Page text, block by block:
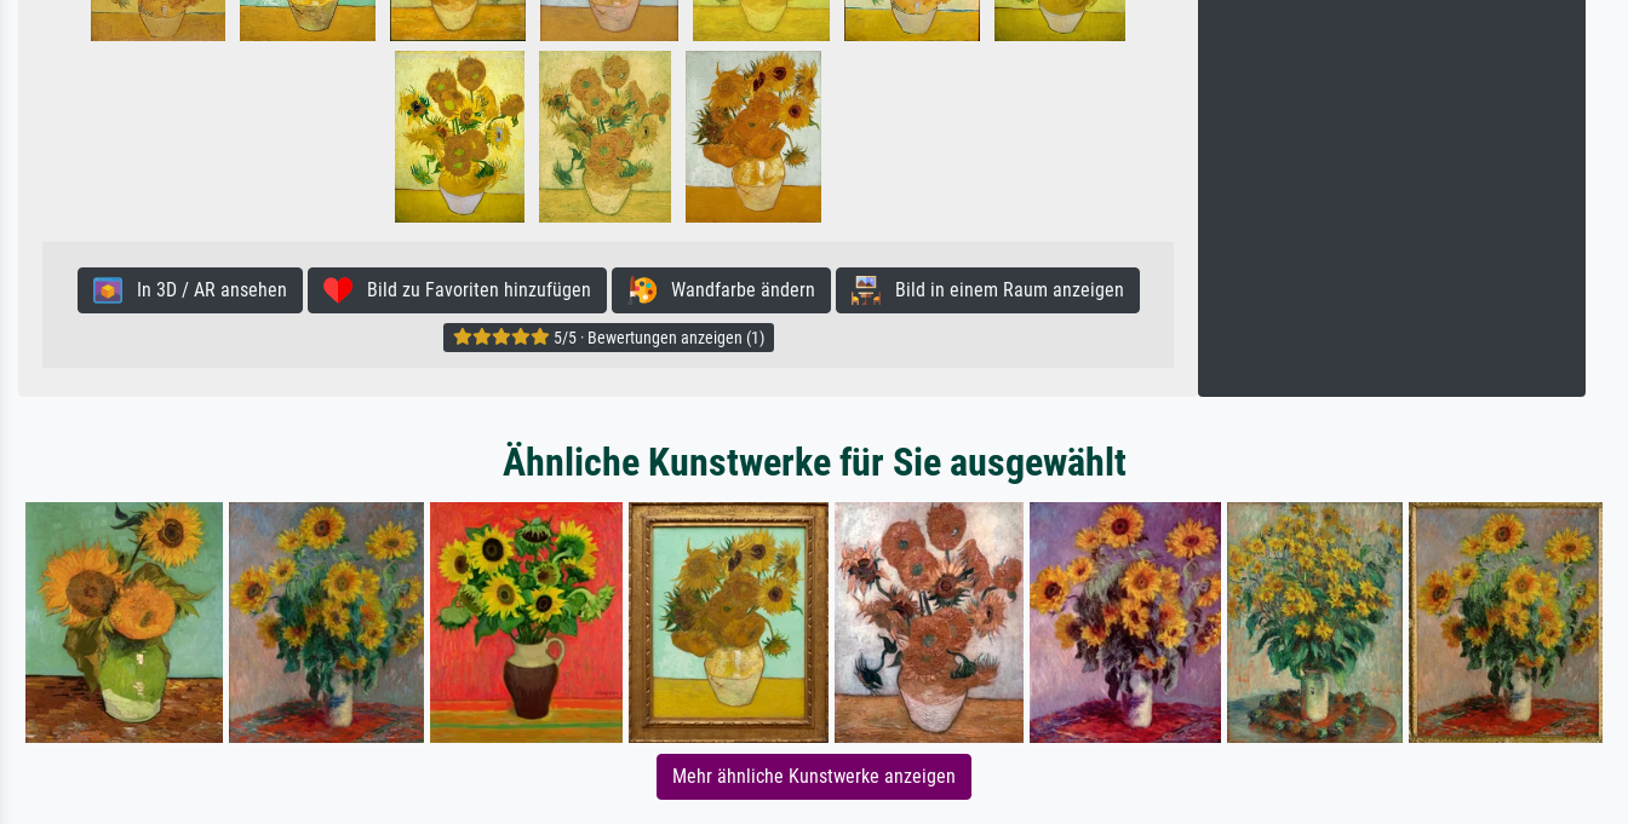
In 3D / AR ansehen Bild zu Favoriten hinzufügen Wandfarbe ändern Bild in einem Raum anzeigen
5/5 · Bewertungen anzeigen (1)
Ähnliche Kunstwerke für Sie ausgewählt
Mehr ähnliche Kunstwerke anzeigen